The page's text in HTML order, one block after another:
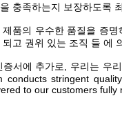
충족하는지 보장하도록
제품의 우수한 품질을 증
되고 권위 있는 조직 들 에
증서에 추가로, 우리는 우
conducts stringent
to our customers fully